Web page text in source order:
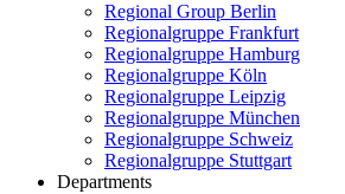
Regional Group Berlin
Regionalgruppe Frankfurt
Regionalgruppe Hamburg
Regionalgruppe Köln
Regionalgruppe Leipzig
Regionalgruppe München
Regionalgruppe Schweiz
Regionalgruppe Stuttgart
Departments